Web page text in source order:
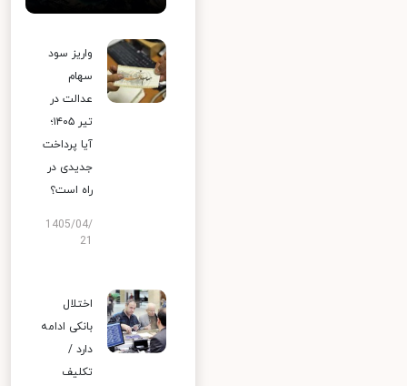
واریز سود
سهام
عدالت در
تیر ۱۴۰۵؛
آیا پرداخت
جدیدی در
راه است؟
1405/04/
اختلال
بانکی ادامه
دارد /
تکلیف